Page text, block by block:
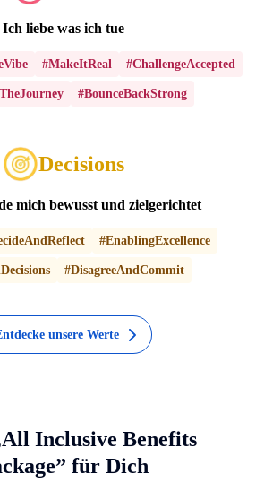
Ich liebe was ich tue
#MakeItReal #ChallengeAccepted
#BounceBackStrong
Decisions
mich bewusst und zielgerichtet
#EnablingExcellence
#DisagreeAndCommit
unsere Werte
Inclusive Benefits
für Dich